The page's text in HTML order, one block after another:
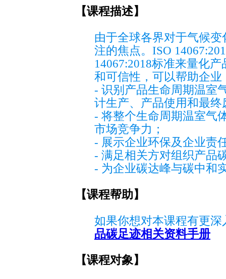
【课程描述】
由于全球各界对于气候
注的焦点。ISO
14067:2018标准来量化
和可信性，可以帮助企业
- 识别产品生命周期温室
计生产、产品使用和最终
- 将整个生命周期温室气
市场竞争力；
- 展示企业环保及企业责
- 满足相关方对组织产品
- 为企业碳达峰与碳中和
【课程帮助】
如果你想对本课程有更
品碳足迹相关资料手册
【课程对象】